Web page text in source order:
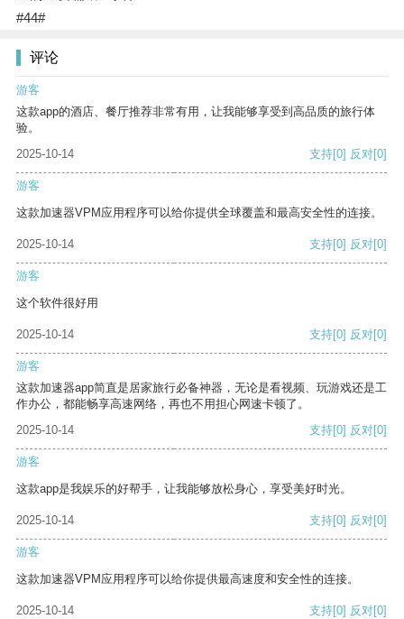
#44#
评论
游客
这款app的酒店、餐厅推荐非常有用，让我能够享受到高品质的旅行体
验。
2025-10-14
支持[0] 反对[0]
游客
这款加速器VPM应用程序可以给你提供全球覆盖和最高安全性的连接。
2025-10-14 支持[0] 反对[0]
游客
这个软件很好用
2025-10-14 支持[0] 反对[0]
游客
这款加速器app简直是居家旅行必备神器，无论是看视频、玩游戏还是工
作办公，都能畅享高速网络，再也不用担心网速卡顿了。
2025-10-14
支持[0] 反对[0]
游客
这款app是我娱乐的好帮手，让我能够放松身心，享受美好时光。
2025-10-14 支持[0] 反对[0]
游客
这款加速器VPM应用程序可以给你提供最高速度和安全性的连接。
2025-10-14 支持[0] 反对[0]